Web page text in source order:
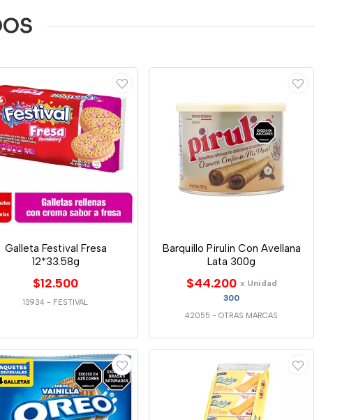
Galleta Festival Fresa
12*33.58g
$12.500
13934 - FESTIVAL
Barquillo Pirulin Con Avellana
Lata 300g
$44.200 x Unidad
300
42055 -OTRAS MARCAS